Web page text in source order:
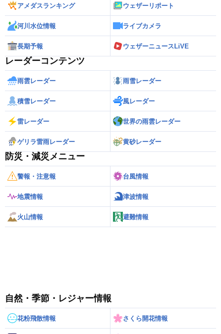
アメダスランキング ウェザーリポート
河川水位情報 ライブカメラ
長期予報 ウェザーニュースLiVE
レーダーコンテンツ
雨雲レーダー 雨雪レーダー
積雪レーダー 風レーダー
雷レーダー 世界の雨雲レーダー
ゲリラ雷雨レーダー 黄砂レーダー
防災・減災メニュー
警報・注意報 台風情報
地震情報 津波情報
火山情報 避難情報
自然・季節・レジャー情報
花粉飛散情報 さくら開花情報